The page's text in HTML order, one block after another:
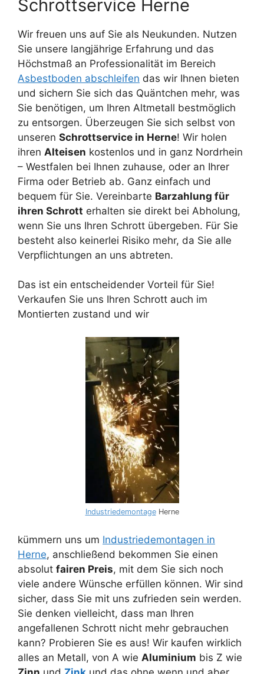
Schrottservice Herne
Wir freuen uns auf Sie als Neukunden. Nutzen
Sie unsere langjährige Erfahrung und das
Höchstmaß an Professionalität im Bereich
Asbestboden abschleifen das wir Ihnen bieten
und sichern Sie sich das Quäntchen mehr, was
Sie benötigen, um Ihren Altmetall bestmöglich
zu entsorgen. Überzeugen Sie sich selbst von
unseren Schrottservice in Herne! Wir holen
ihren Alteisen kostenlos und in ganz Nordrhein
– Westfalen bei Ihnen zuhause, oder an Ihrer
Firma oder Betrieb ab. Ganz einfach und
bequem für Sie. Vereinbarte Barzahlung für
ihren Schrott erhalten sie direkt bei Abholung,
wenn Sie uns Ihren Schrott übergeben. Für Sie
besteht also keinerlei Risiko mehr, da Sie alle
Verpflichtungen an uns abtreten.
Das ist ein entscheidender Vorteil für Sie!
Verkaufen Sie uns Ihren Schrott auch im
Montierten zustand und wir
IndustriedemontageHerne
kümmern uns um Industriedemontagen in
Herne, anschließend bekommen Sie einen
absolut fairen Preis, mit dem Sie sich noch
viele andere Wünsche erfüllen können. Wir sind
sicher, dass Sie mit uns zufrieden sein werden.
Sie denken vielleicht, dass man Ihren
angefallenen Schrott nicht mehr gebrauchen
kann? Probieren Sie es aus! Wir kaufen wirklich
alles an Metall, von A wie Aluminium bis Z wie